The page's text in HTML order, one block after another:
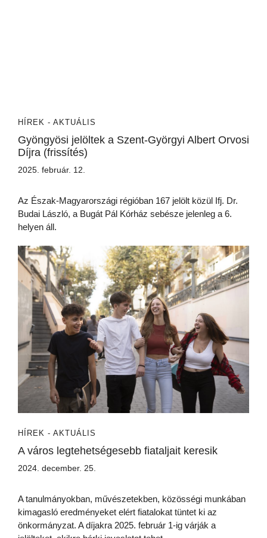
HÍREK - AKTUÁLIS
Gyöngyösi jelöltek a Szent-Györgyi Albert Orvosi
Díjra (frissítés)
2025. február. 12.
Az Észak-Magyarországi régióban 167 jelölt közül Ifj. Dr.
Budai László, a Bugát Pál Kórház sebésze jelenleg a 6.
helyen áll.
HÍREK - AKTUÁLIS
A város legtehetségesebb fiataljait keresik
2024. december. 25.
A tanulmányokban, művészetekben, közösségi munkában
kimagasló eredményeket elért fiatalokat tüntet ki az
önkormányzat. A díjakra 2025. február 1-ig várják a